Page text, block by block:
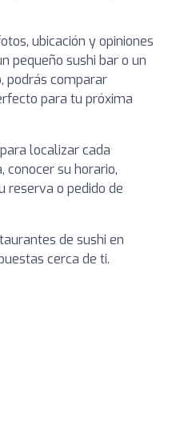
ubicación y opiniones
pequeño sushi bar o un
podrás comparar
para tu próxima
localizar cada
conocer su horario,
reserva o pedido de
de sushi en
cerca de ti.